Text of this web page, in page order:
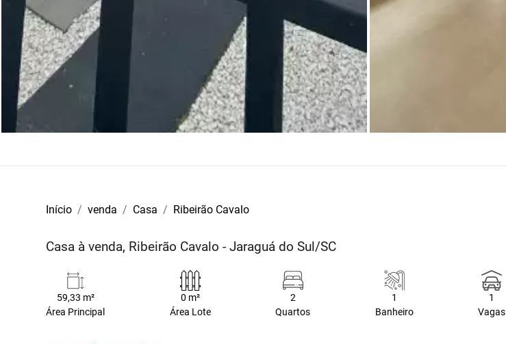
Início venda Casa Ribeirão Cavalo
Casa à venda, Ribeirão Cavalo - Jaraguá do Sul/SC
59,33 m²
Área Principal
0 m²
Área Lote
2
Quartos
1
Banheiro
1
Vagas